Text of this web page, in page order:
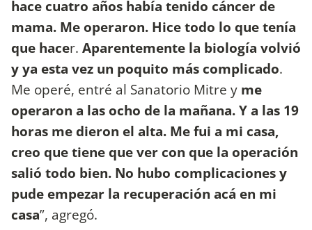
hace cuatro años había tenido cáncer de
mama. Me operaron. Hice todo lo que tenía
que hacer. Aparentemente la biología volvió
y ya esta vez un poquito más complicado.
Me operé, entré al Sanatorio Mitre y me
operaron a las ocho de la mañana. Y a las 19
horas me dieron el alta. Me fui a mi casa,
creo que tiene que ver con que la operación
salió todo bien. No hubo complicaciones y
pude empezar la recuperación acá en mi
casa”, agregó.